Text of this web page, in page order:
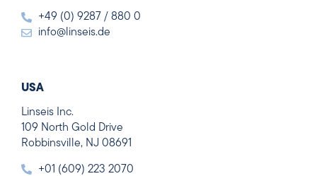
+49 (0) 9287 / 880 0
info@linseis.de
USA
Linseis Inc.
109 North Gold Drive
Robbinsville, NJ 08691
+01 (609) 223 2070